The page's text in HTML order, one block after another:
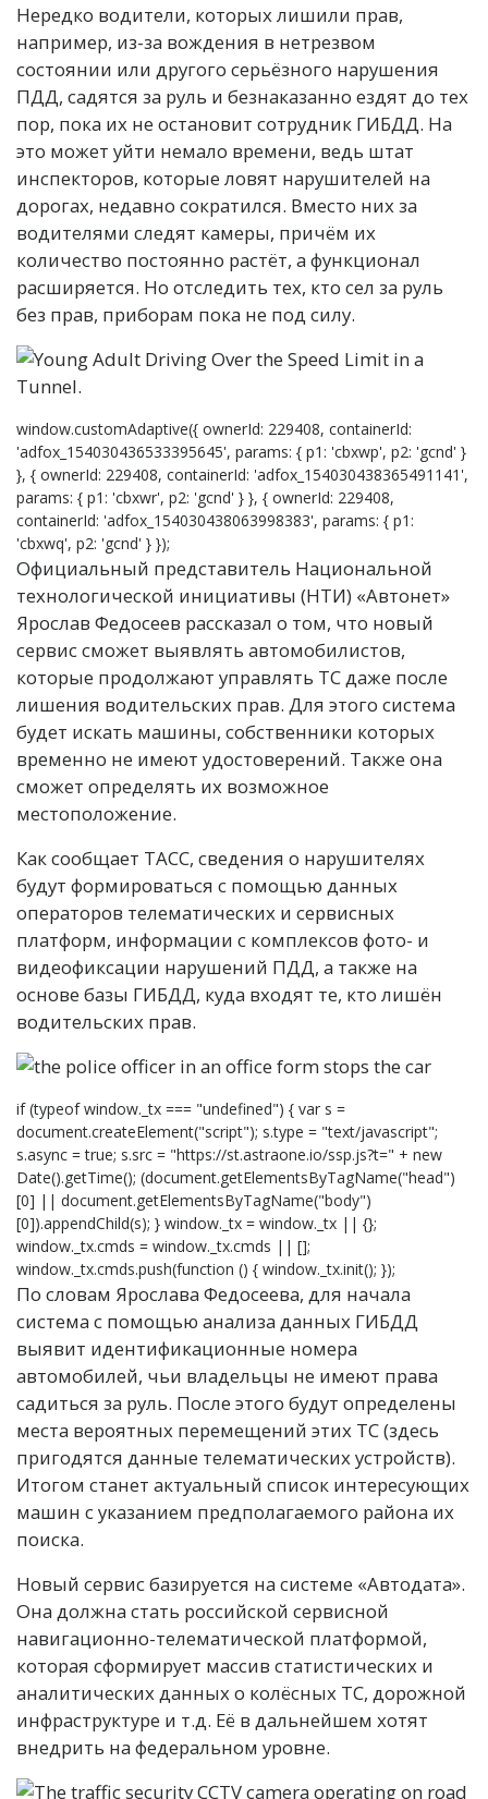
Нередко водители, которых лишили прав,
например, из-за вождения в нетрезвом
состоянии или другого серьёзного нарушения
ПДД, садятся за руль и безнаказанно ездят до тех
пор, пока их не остановит сотрудник ГИБДД. На
это может уйти немало времени, ведь штат
инспекторов, которые ловят нарушителей на
дорогах, недавно сократился. Вместо них за
водителями следят камеры, причём их
количество постоянно растёт, а функционал
расширяется. Но отследить тех, кто сел за руль
без прав, приборам пока не под силу.
window.customAdaptive({ ownerId: 229408, containerId:
'adfox_154030436533395645', params: { p1: 'cbxwp', p2: 'gcnd' }
}, { ownerId: 229408, containerId: 'adfox_154030438365491141',
params: { p1: 'cbxwr', p2: 'gcnd' } }, { ownerId: 229408,
containerId: 'adfox_154030438063998383', params: { p1:
'cbxwq', p2: 'gcnd' } });
Официальный представитель Национальной
технологической инициативы (НТИ) «Автонет»
Ярослав Федосеев рассказал о том, что новый
сервис сможет выявлять автомобилистов,
которые продолжают управлять ТС даже после
лишения водительских прав. Для этого система
будет искать машины, собственники которых
временно не имеют удостоверений. Также она
сможет определять их возможное
местоположение.
Как сообщает ТАСС, сведения о нарушителях
будут формироваться с помощью данных
операторов телематических и сервисных
платформ, информации с комплексов фото- и
видеофиксации нарушений ПДД, а также на
основе базы ГИБДД, куда входят те, кто лишён
водительских прав.
if (typeof window._tx === "undefined") { var s =
document.createElement("script"); s.type = "text/javascript";
s.async = true; s.src = "https://st.astraone.io/ssp.js?t=" + new
Date().getTime(); (document.getElementsByTagName("head")
[0] || document.getElementsByTagName("body")
[0]).appendChild(s); } window._tx = window._tx || {};
window._tx.cmds = window._tx.cmds || [];
window._tx.cmds.push(function () { window._tx.init(); });
По словам Ярослава Федосеева, для начала
система с помощью анализа данных ГИБДД
выявит идентификационные номера
автомобилей, чьи владельцы не имеют права
садиться за руль. После этого будут определены
места вероятных перемещений этих ТС (здесь
пригодятся данные телематических устройств).
Итогом станет актуальный список интересующих
машин с указанием предполагаемого района их
поиска.
Новый сервис базируется на системе «Автодата».
Она должна стать российской сервисной
навигационно-телематической платформой,
которая сформирует массив статистических и
аналитических данных о колёсных ТС, дорожной
инфраструктуре и т.д. Её в дальнейшем хотят
внедрить на федеральном уровне.